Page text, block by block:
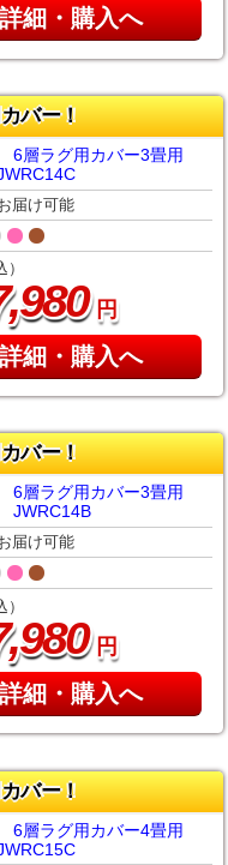
詳細・購入へ
バー！
6層ラグ用カバー3畳用
届け可能
）
,980円
詳細・購入へ
バー！
6層ラグ用カバー3畳用
JWRC14B
届け可能
）
,980円
詳細・購入へ
バー！
6層ラグ用カバー4畳用